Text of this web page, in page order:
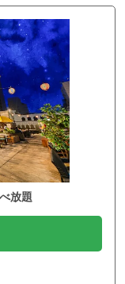
放題